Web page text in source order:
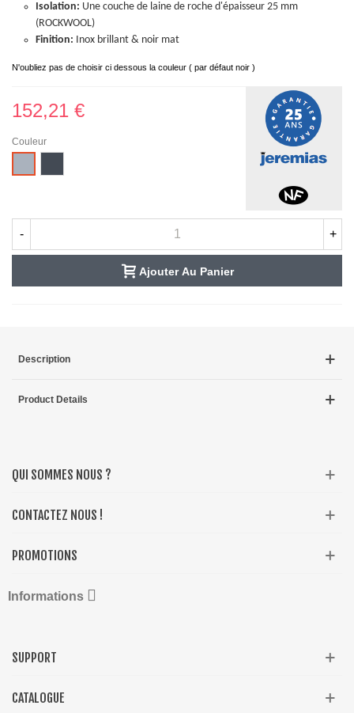
Isolation: Une couche de laine de roche d'épaisseur 25 mm
(ROCKWOOL)
Finition: Inox brillant & noir mat
N'oubliez pas de choisir ci dessous la couleur ( par défaut noir )
152,21 €
Couleur
- +
Ajouter Au Panier
Description
Product Details
QUI SOMMES NOUS ?
CONTACTEZ NOUS !
PROMOTIONS
Informations 
SUPPORT
CATALOGUE